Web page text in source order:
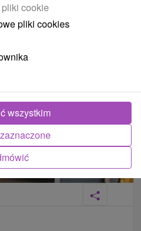
cookie
pliki cookies
wszystkim